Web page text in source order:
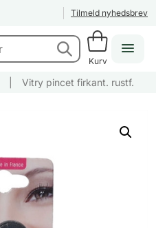
Tilmeld nyhedsbrev
Kurv
Vitry pincet firkant. rustf.